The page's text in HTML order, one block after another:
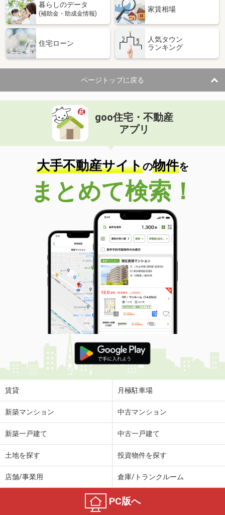
暮らしのデータ
(補助金・助成金情報)
家賃相場
住宅ローン
人気タウン
ランキング
ページトップに戻る
goo住宅・不動産
アプリ
大手不動産サイトの物件を
まとめて検索！
賃貸 月極駐車場
新築マンション 中古マンション
新築一戸建て 中古一戸建て
土地を探す 投資物件を探す
店舗/事業用 倉庫/トランクルーム
PC版へ